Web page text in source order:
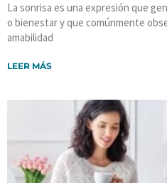
La sonrisa es una expresión que
o bienestar y que comúnmente
amabilidad
LEER MÁS